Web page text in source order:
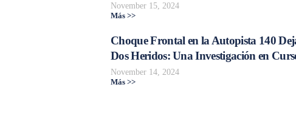
November 15, 2024
Más >>
Choque Frontal en la Autopista 140
Dos Heridos: Una Investigación en
November 14, 2024
Más >>